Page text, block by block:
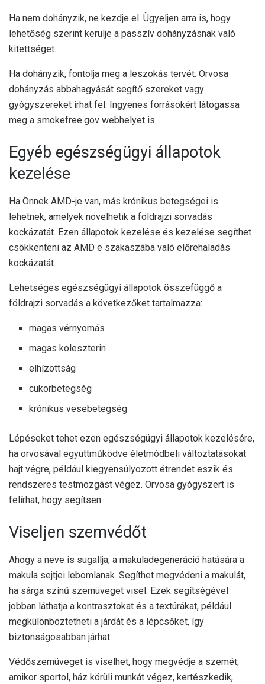
Ha nem dohányzik, ne kezdje el. Ügyeljen arra is, hogy
lehetőség szerint kerülje a passzív dohányzásnak való
kitettséget.
Ha dohányzik, fontolja meg a leszokás tervét. Orvosa
dohányzás abbahagyását segítő szereket vagy
gyógyszereket írhat fel. Ingyenes forrásokért látogassa
meg a smokefree.gov webhelyet is.
Egyéb egészségügyi állapotok
kezelése
Ha Önnek AMD-je van, más krónikus betegségei is
lehetnek, amelyek növelhetik a földrajzi sorvadás
kockázatát. Ezen állapotok kezelése és kezelése segíthet
csökkenteni az AMD e szakaszába való előrehaladás
kockázatát.
Lehetséges egészségügyi állapotok összefüggő a
földrajzi sorvadás a következőket tartalmazza:
magas vérnyomás
magas koleszterin
elhízottság
cukorbetegség
krónikus vesebetegség
Lépéseket tehet ezen egészségügyi állapotok kezelésére,
ha orvosával együttműködve életmódbeli változtatásokat
hajt végre, például kiegyensúlyozott étrendet eszik és
rendszeres testmozgást végez. Orvosa gyógyszert is
felírhat, hogy segítsen.
Viseljen szemvédőt
Ahogy a neve is sugallja, a makuladegeneráció hatására a
makula sejtjei lebomlanak. Segíthet megvédeni a makulát,
ha sárga színű szemüveget visel. Ezek segítségével
jobban láthatja a kontrasztokat és a textúrákat, például
megkülönböztetheti a járdát és a lépcsőket, így
biztonságosabban járhat.
Védőszemüveget is viselhet, hogy megvédje a szemét,
amikor sportol, ház körüli munkát végez, kertészkedik,